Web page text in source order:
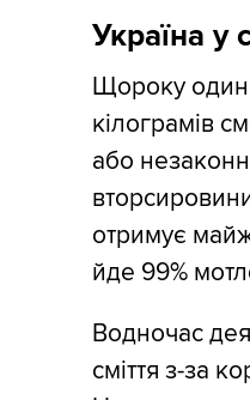
Україна у
Щороку один
кілограмів
або
отримує
йде 99%
Водночас
сміття з-за